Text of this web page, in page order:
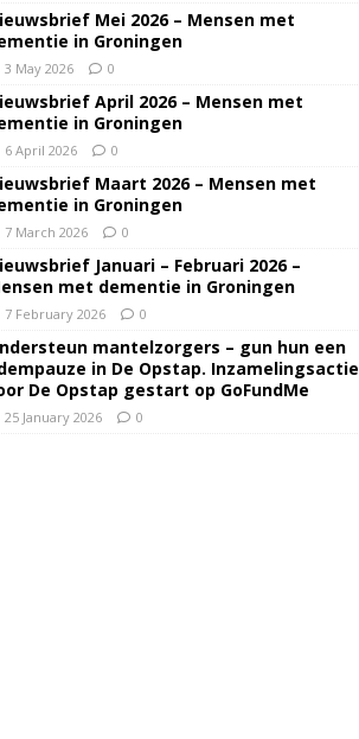
Mei 2026 – Mensen met
in Groningen
3 May 2026 0
April 2026 – Mensen met
in Groningen
6 April 2026 0
Maart 2026 – Mensen met
in Groningen
7 March 2026 0
Januari – Februari 2026 –
met dementie in Groningen
7 February 2026 0
mantelzorgers – gun hun een
in De Opstap. Inzamelingsactie
De Opstap gestart op GoFundMe
25 January 2026 0